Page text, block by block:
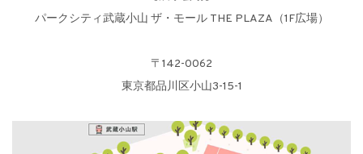
パークシティ武蔵小山 ザ・モール THE PLAZA（1F広場）
〒142-0062
東京都品川区小山3-15-1